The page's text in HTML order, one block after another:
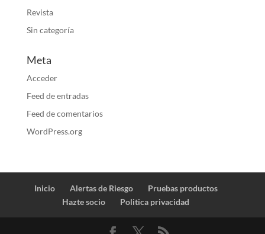
Revista
Sin categoría
Meta
Acceder
Feed de entradas
Feed de comentarios
WordPress.org
Inicio Alertas de Riesgo
Pruebas productos
Hazte socio
Politica privacidad